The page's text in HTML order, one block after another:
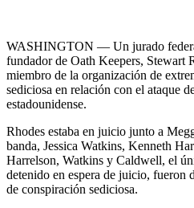
WASHINGTON — Un jurado
fundador de Oath Keepers, Stewart
miembro de la organización de
sediciosa en relación con el ataque
estadounidense.
Rhodes estaba en juicio junto a
banda, Jessica Watkins, Kenneth
Harrelson, Watkins y Caldwell, el
detenido en espera de juicio, fueron
de conspiración sediciosa.